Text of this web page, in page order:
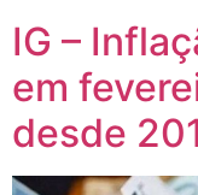
IG –
em
desde